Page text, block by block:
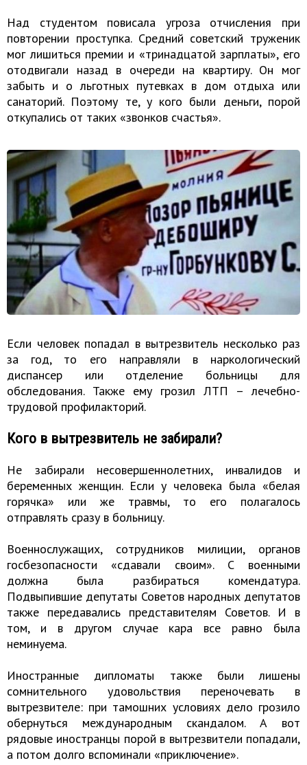
Над студентом повисала угроза отчисления при
повторении проступка. Средний советский труженик
мог лишиться премии и «тринадцатой зарплаты», его
отодвигали назад в очереди на квартиру. Он мог
забыть и о льготных путевках в дом отдыха или
санаторий. Поэтому те, у кого были деньги, порой
откупались от таких «звонков счастья».
Если человек попадал в вытрезвитель несколько раз
за год, то его направляли в наркологический
диспансер или отделение больницы для
обследования. Также ему грозил ЛТП – лечебно-
трудовой профилакторий.
Кого в вытрезвитель не забирали?
Не забирали несовершеннолетних, инвалидов и
беременных женщин. Если у человека была «белая
горячка» или же травмы, то его полагалось
отправлять сразу в больницу.
Военнослужащих, сотрудников милиции, органов
госбезопасности «сдавали своим». С военными
должна была разбираться комендатура.
Подвыпившие депутаты Советов народных депутатов
также передавались представителям Советов. И в
том, и в другом случае кара все равно была
неминуема.
Иностранные дипломаты также были лишены
сомнительного удовольствия переночевать в
вытрезвителе: при тамошних условиях дело грозило
обернуться международным скандалом. А вот
рядовые иностранцы порой в вытрезвители попадали,
а потом долго вспоминали «приключение».